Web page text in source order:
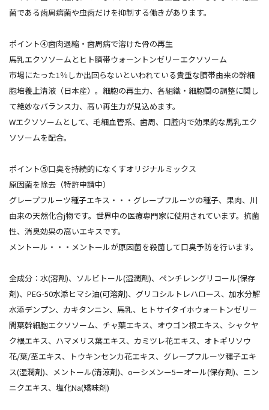
菌である歯周病菌や虫歯だけを抑制する働きがあります。
ポイント④歯肉退縮・歯周病で溶けた骨の再生
馬乳エクソソームとヒト臍帯ウォーントンゼリーエクソソーム
市場にたった1％しか出回らないといわれている貴重な臍帯由来の幹細
胞培養上清液（日本産）。細胞の再生力、各組織・細胞間の調整に関し
て絶妙なバランス力、高い再生力が見込めます。
Wエクソソームとして、毛細血管系、歯周、口腔内で効果的な馬乳エク
ソソームを配合。
ポイント⑤口臭を持続的になくすオリジナルミックス
原因菌を除去（特許申請中）
グレープフルーツ種子エキス・・・グレープフルーツの種子、果肉、川
由来の天然化合j物です。世界中の医療専門家に使用されています。抗菌
性、消臭効果の高いエキスです。
メントール・・・メントールが原因菌を殺菌して口臭予防を行います。
全成分：水(溶剤)、ソルビトール(湿潤剤)、ペンチレングリコール(保存
剤)、PEG-50水添ヒマシ油(可溶剤)、グリコシルトレハロース、加水分解
水添デンプン、カキタンニン、馬乳、ヒトサイタイホウォートンゼリー
間葉幹細胞エクソソーム、チャ葉エキス、オウゴン根エキス、シャクヤ
ク根エキス、ハマメリス葉エキス、カミツレ花エキス、オトギリソウ
花/葉/茎エキス、トウキンセンカ花エキス、グレープフルーツ種子エキ
ス(湿潤剤)、メントール(清涼剤)、oーシメンー5ーオール(保存剤)、ニン
ニクエキス、塩化Na(矯味剤)